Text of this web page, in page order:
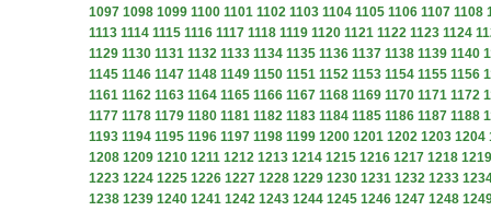
1097 1098 1099 1100 1101 1102 1103 1104 1105 1106 1107 1108
1113 1114 1115 1116 1117 1118 1119 1120 1121 1122 1123 1124
1129 1130 1131 1132 1133 1134 1135 1136 1137 1138 1139 1140
1145 1146 1147 1148 1149 1150 1151 1152 1153 1154 1155 1156
1161 1162 1163 1164 1165 1166 1167 1168 1169 1170 1171 1172
1177 1178 1179 1180 1181 1182 1183 1184 1185 1186 1187 1188
1193 1194 1195 1196 1197 1198 1199 1200 1201 1202 1203 1204
1208 1209 1210 1211 1212 1213 1214 1215 1216 1217 1218 1219
1223 1224 1225 1226 1227 1228 1229 1230 1231 1232 1233
1238 1239 1240 1241 1242 1243 1244 1245 1246 1247 1248